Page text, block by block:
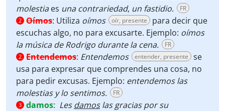
molestiaes una contrariedad, un fastidio. FR
2 Oímos: Utiliza oímos oír, presente
para decir que
escuchas algo, no para excusarte. Ejemplo: oímos
la música de Rodrigo durante la cena.
FR
2 Entendemos: Entendemos entender, presente
se
usa para expresar que comprendes una cosa, no
para pedir excusas. Ejemplo: entendemos las
molestias y lo sentimos.
FR
3 damos: Lesdamoslas gracias por su